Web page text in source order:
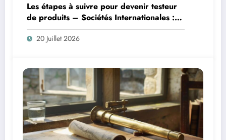
Les étapes à suivre pour devenir testeur
de produits – Sociétés Internationales :
formation et opportunités dans l’ère
digitale
20 Juillet 2026